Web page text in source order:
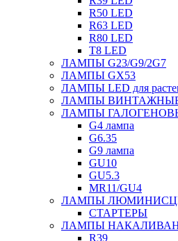
R50 LED
R63 LED
R80 LED
T8 LED
ЛАМПЫ G23/G9/2G7
ЛАМПЫ GX53
ЛАМПЫ LED для
ЛАМПЫ
ЛАМПЫ
G4 лампа
G6.35
G9 лампа
GU10
GU5.3
MR11/GU4
ЛАМПЫ
СТАРТЕРЫ
ЛАМПЫ
R39